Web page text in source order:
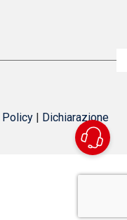
Policy | Dichiarazione